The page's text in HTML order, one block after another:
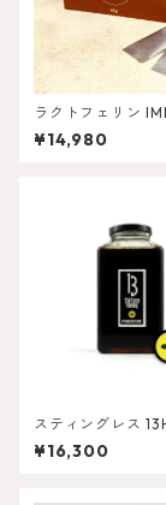
ラクトフェリン
RIN
¥14,980
スティングレス
0g
¥16,300